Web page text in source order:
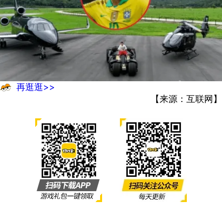
再逛逛>>
【来源：互联网】